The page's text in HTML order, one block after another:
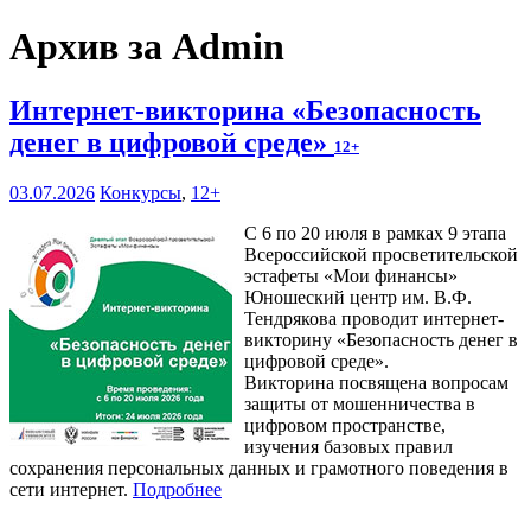
Архив за Admin
Интернет-викторина «Безопасность
денег в цифровой среде» 12+
03.07.2026 Конкурсы, 12+
С 6 по 20 июля в рамках 9 этапа
Всероссийской просветительской
эстафеты «Мои финансы»
Юношеский центр им. В.Ф.
Тендрякова проводит интернет-
викторину «Безопасность денег в
цифровой среде».
Викторина посвящена вопросам
защиты от мошенничества в
цифровом пространстве,
изучения базовых правил
сохранения персональных данных и грамотного поведения в
сети интернет. Подробнее